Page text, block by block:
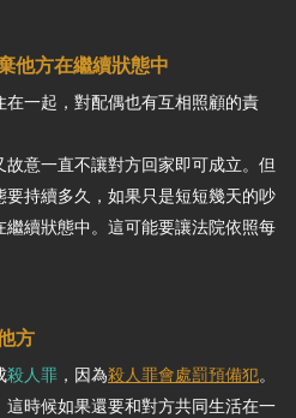
他方在繼續狀態中
一起，對配偶也有互相照顧的責
意一直不讓對方回家即可成立。但
持續多久，如果只是短短幾天的吵
續狀態中。這可能要讓法院依照每
方
殺人罪 ，因為殺人罪會處罰預備犯。
時候如果還要和對方共同生活在一